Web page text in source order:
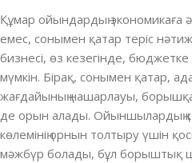
Құмар ойындардың экономикаға
емес, сонымен қатар теріс
бизнесі, өз кезегінде,
мүмкін. Бірақ, сонымен қатар,
жағдайының нашарлауы,
де орын алады. Ойыншылардың
көлемінің орнын толтыру үшін
мәжбүр болады, бұл борыштық